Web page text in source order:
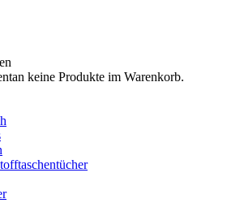
keine Produkte im Warenkorb.